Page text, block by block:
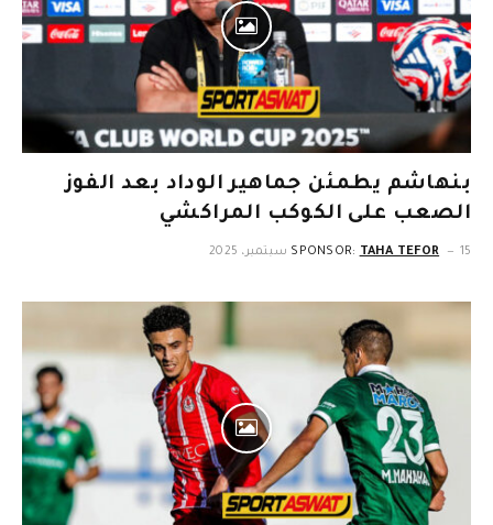
بنهاشم يطمئن جماهير الوداد بعد الفوز
الصعب على الكوكب المراكشي
SPONSOR: TAHA TEFOR 15 سبتمبر، 2025